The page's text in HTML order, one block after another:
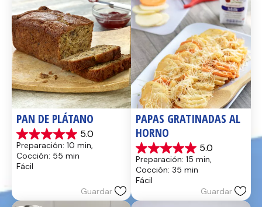
PAN DE PLÁTANO
5.0
5.0
de
5
estrellas.
Preparación: 10 min,
Cocción: 55 min
Fácil
Guardar
PAPAS GRATINADAS AL
HORNO
5.0
5.0
de
5
estrellas.
Preparación: 15 min,
Cocción: 35 min
Fácil
Guardar